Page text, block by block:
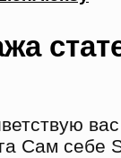
Сам себе